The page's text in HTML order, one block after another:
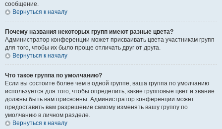
сообщение.
Вернуться к началу
Почему названия некоторых групп имеют разные цвета?
Администратор конференции может присваивать цвета участникам групп
для того, чтобы их было проще отличать друг от друга.
Вернуться к началу
Что такое группа по умолчанию?
Если вы состоите более чем в одной группе, ваша группа по умолчанию
используется для того, чтобы определить, какие групповые цвет и звание
должны быть вам присвоены. Администратор конференции может
предоставить вам разрешение самому изменять вашу группу по
умолчанию в личном разделе.
Вернуться к началу